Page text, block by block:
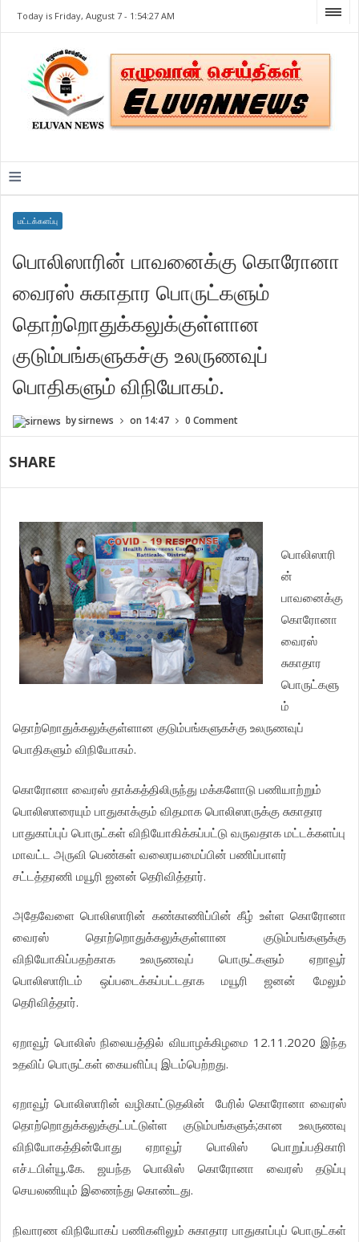
Today is Friday, August 7 - 1:54:27 AM
≡
மட்டக்களப்பு
பொலிஸாரின் பாவனைக்கு கொரோனா
வைரஸ் சுகாதார பொருட்களும்
தொற்றொதுக்கலுக்குள்ளான
குடும்பங்களுகச்கு உலருணவுப்
பொதிகளும் விநியோகம்.
bysirnews on 14:47 0 Comment
SHARE
பொலிஸாரி
ன்
பாவனைக்கு
கொரோனா
வைரஸ்
சுகாதார
பொருட்களு
ம்
தொற்றொதுக்கலுக்குள்ளான குடும்பங்களுகச்கு உலருணவுப்
பொதிகளும் விநியோகம்.
கொரோனா வைரஸ் தாக்கத்திலிருந்து மக்களோடு பணியாற்றும்
பொலிஸாரையும் பாதுகாக்கும் விதமாக பொலிஸாருக்கு சுகாதார
பாதுகாப்புப் பொருட்கள் விநியோகிக்கப்பட்டு வருவதாக மட்டக்களப்பு
மாவட்ட அருவி பெண்கள் வலைரயமைப்பின் பணிப்பாளர்
சட்டத்தரணி மயூரி ஜனன் தெரிவித்தார்.
அதேவேளை பொலிஸாரின் கண்காணிப்பின் கீழ் உள்ள கொரோனா
வைரஸ் தொற்றொதுக்கலுக்குள்ளான குடும்பங்களுக்கு
விநியோகிப்பதற்காக உலருணவுப் பொருட்களும் ஏறாவூர்
பொலிஸாரிடம் ஒப்படைக்கப்பட்டதாக மயூரி ஜனன் மேலும்
தெரிவித்தார்.
ஏறாவூர் பொலிஸ் நிலையத்தில் வியாழக்கிழமை 12.11.2020 இந்த
உதவிப் பொருட்கள் கையளிப்பு இடம்பெற்றது.
ஏறாவூர் பொலிஸாரின் வழிகாட்டுதலின் பேரில் கொரோனா வைரஸ்
தொற்றொதுக்கலுக்குட்பட்டுள்ள குடும்பங்களுக்;கான உலருணவு
விநியோகத்தின்போது ஏறாவூர் பொலிஸ் பொறுப்பதிகாரி
எச்.டபிள்யூ.கே. ஜயந்த பொலிஸ் கொரோனா வைரஸ் தடுப்பு
செயலணியும் இணைந்து கொண்டது.
நிவாரண விநியோகப் பணிகளிலும் சுகாதார பாதுகாப்புப் பொருட்கள்